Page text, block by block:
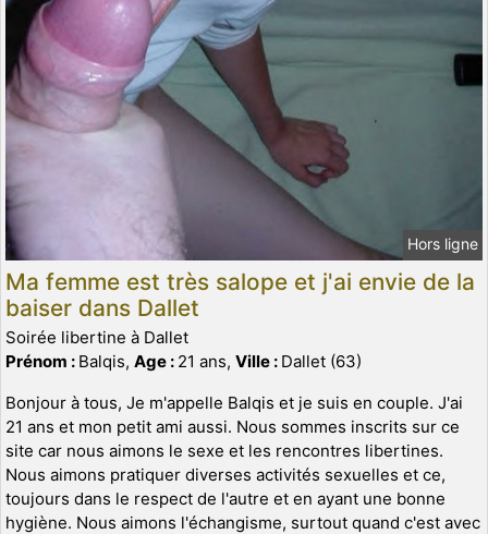
Hors ligne
Ma femme est très salope et j'ai envie de la
baiser dans Dallet
Soirée libertine à Dallet
Prénom : Balqis, Age : 21 ans, Ville : Dallet (63)
Bonjour à tous, Je m'appelle Balqis et je suis en couple. J'ai
21 ans et mon petit ami aussi. Nous sommes inscrits sur ce
site car nous aimons le sexe et les rencontres libertines.
Nous aimons pratiquer diverses activités sexuelles et ce,
toujours dans le respect de l'autre et en ayant une bonne
hygiène. Nous aimons l'échangisme, surtout quand c'est avec